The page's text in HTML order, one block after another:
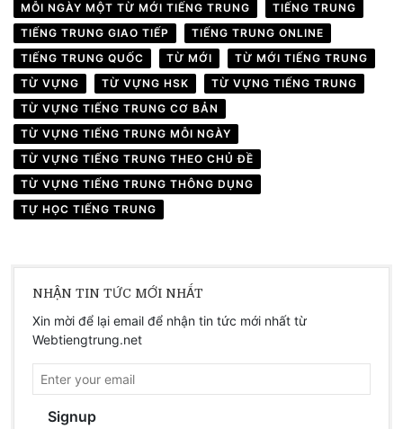
MỖI NGÀY MỘT TỪ MỚI TIẾNG TRUNG
TIẾNG TRUNG
TIẾNG TRUNG GIAO TIẾP
TIẾNG TRUNG ONLINE
TIẾNG TRUNG QUỐC
TỪ MỚI
TỪ MỚI TIẾNG TRUNG
TỪ VỰNG
TỪ VỰNG HSK
TỪ VỰNG TIẾNG TRUNG
TỪ VỰNG TIẾNG TRUNG CƠ BẢN
TỪ VỰNG TIẾNG TRUNG MỖI NGÀY
TỪ VỰNG TIẾNG TRUNG THEO CHỦ ĐỀ
TỪ VỰNG TIẾNG TRUNG THÔNG DỤNG
TỰ HỌC TIẾNG TRUNG
NHẬN TIN TỨC MỚI NHẤT
Xin mời để lại email để nhận tin tức mới nhất từ
Webtiengtrung.net
Signup